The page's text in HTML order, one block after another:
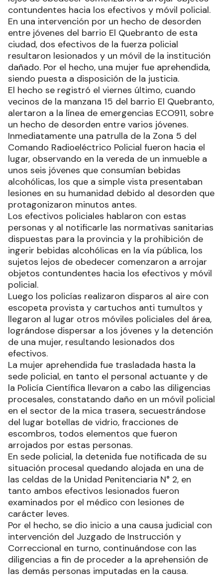
contundentes hacia los efectivos y móvil policial.
En una intervención por un hecho de desorden
entre jóvenes del barrio El Quebranto de esta
ciudad, dos efectivos de la fuerza policial
resultaron lesionados y un móvil de la institución
dañado. Por el hecho, una mujer fue aprehendida,
siendo puesta a disposición de la justicia.
El hecho se registró el viernes último, cuando
vecinos de la manzana 15 del barrio El Quebranto,
alertaron a la línea de emergencias ECO911, sobre
un hecho de desorden entre varios jóvenes.
Inmediatamente una patrulla de la Zona 5 del
Comando Radioeléctrico Policial fueron hacia el
lugar, observando en la vereda de un inmueble a
unos seis jóvenes que consumían bebidas
alcohólicas, los que a simple vista presentaban
lesiones en su humanidad debido al desorden que
protagonizaron minutos antes.
Los efectivos policiales hablaron con estas
personas y al notificarle las normativas sanitarias
dispuestas para la provincia y la prohibición de
ingerir bebidas alcohólicas en la vía pública, los
sujetos lejos de obedecer comenzaron a arrojar
objetos contundentes hacia los efectivos y móvil
policial.
Luego los policías realizaron disparos al aire con
escopeta provista y cartuchos anti tumultos y
llegaron al lugar otros móviles policiales del área,
lográndose dispersar a los jóvenes y la detención
de una mujer, resultando lesionados dos
efectivos.
La mujer aprehendida fue trasladada hasta la
sede policial, en tanto el personal actuante y de
la Policía Científica llevaron a cabo las diligencias
procesales, constatando daño en un móvil policial
en el sector de la mica trasera, secuestrándose
del lugar botellas de vidrio, fracciones de
escombros, todos elementos que fueron
arrojados por estas personas.
En sede policial, la detenida fue notificada de su
situación procesal quedando alojada en una de
las celdas de la Unidad Penitenciaria N° 2, en
tanto ambos efectivos lesionados fueron
examinados por el médico con lesiones de
carácter leves.
Por el hecho, se dio inicio a una causa judicial con
intervención del Juzgado de Instrucción y
Correccional en turno, continuándose con las
diligencias a fin de proceder a la aprehensión de
las demás personas imputadas en la causa.